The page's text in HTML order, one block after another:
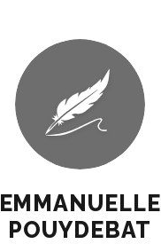
EMMANUELLE
POUYDEBAT